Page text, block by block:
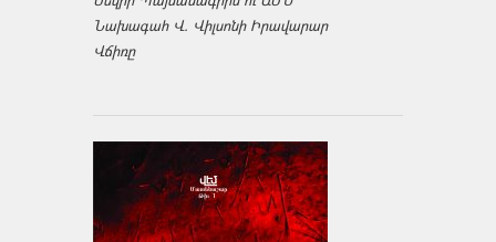
Նախագահ Վ. Վիլսոնի Իրավարար
Վճիռը